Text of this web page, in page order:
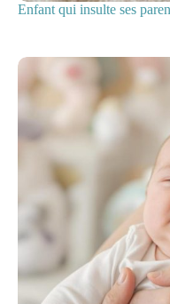
Enfant qui insulte ses